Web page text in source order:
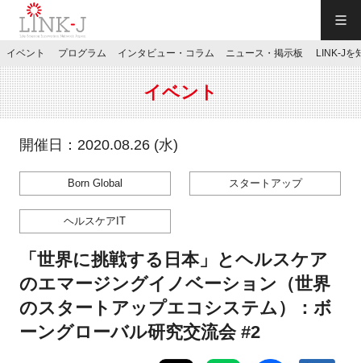
JP／EN
特別会員専用メニュー
お問い合わせ
マイページ
イベント プログラム インタビュー・コラム ニュース・掲示板 LINK-Jを
イベント
開催日：2020.08.26 (水)
Born Global スタートアップ
ヘルスケアIT
「世界に挑戦する日本」とヘルスケア
のエマージングイノベーション（世界
のスタートアップエコシステム）：ボ
ーングローバル研究交流会 #2